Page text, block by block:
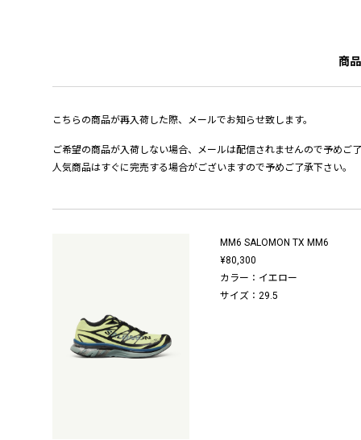
商
こちらの商品が再入荷した際、メールでお知らせ致します。
ご希望の商品が入荷しない場合、メールは配信されませんので予めご
人気商品はすぐに完売する場合がございますので予めご了承下さい。
MM6 SALOMON TX MM6
¥80,300
カラー：イエロー
サイズ：29.5